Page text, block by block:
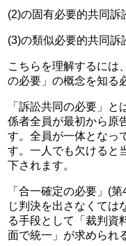
(2)の固有必要的共同訴
(3)の類似必要的共同訴
こちらを理解するには
の必要」の概念を知る
「訴訟共同の必要」
係者全員が最初から原
す。全員が一体となっ
す。一人でも欠けると
下されます。
「合一確定の必要」(
じ判決を出さなくては
る手段として「裁判資
面で統一」が求められ